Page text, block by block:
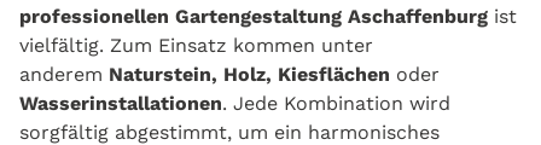
professionellen Gartengestaltung Aschaffenburg ist
vielfältig. Zum Einsatz kommen unter
anderem Naturstein, Holz, Kiesflächen oder
Wasserinstallationen. Jede Kombination wird
sorgfältig abgestimmt, um ein harmonisches